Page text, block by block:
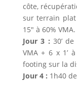
côte,
sur terrain plat
15″ à 60% VMA.
Jour 3 : 30’
VMA + 6 x 1’
footing sur la
Jour 4 : 1h40